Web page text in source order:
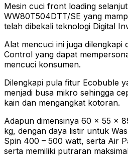
Mesin cuci front loading
WW80T504DTT/SE yang
telah dibekali teknologi Digital
Alat mencuci ini juga dilengkapi
Control yang dapat
mencuci konsumen.
Dilengkapi pula fitur Ecobuble
menjadi busa mikro sehingga
kain dan mengangkat kotoran.
Adapun dimensinya 60 x 55 x
kg, dengan daya listir untuk
Spin 400 – 500 watt, serta Air
serta memiliki putraran